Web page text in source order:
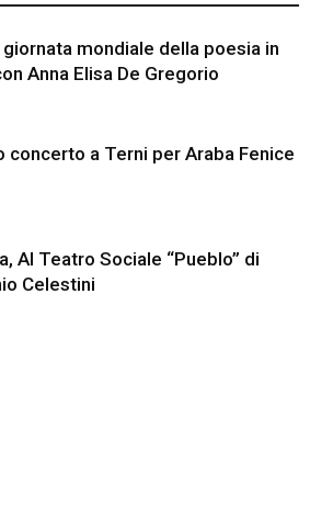
giornata mondiale della poesia in
Anna Elisa De Gregorio
concerto a Terni per Araba Fenice
Al Teatro Sociale “Pueblo” di
Celestini